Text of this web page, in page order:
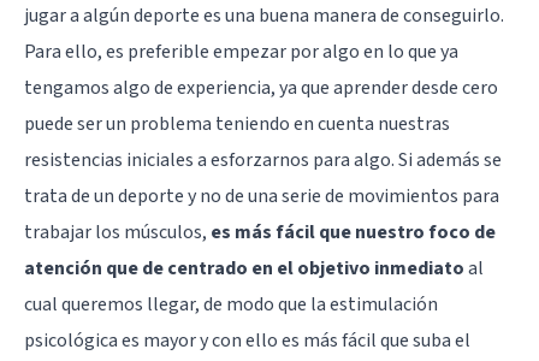
jugar a algún deporte es una buena manera de conseguirlo.
Para ello, es preferible empezar por algo en lo que ya
tengamos algo de experiencia, ya que aprender desde cero
puede ser un problema teniendo en cuenta nuestras
resistencias iniciales a esforzarnos para algo. Si además se
trata de un deporte y no de una serie de movimientos para
trabajar los músculos, es más fácil que nuestro foco de
atención que de centrado en el objetivo inmediatoal
cual queremos llegar, de modo que la estimulación
psicológica es mayor y con ello es más fácil que suba el